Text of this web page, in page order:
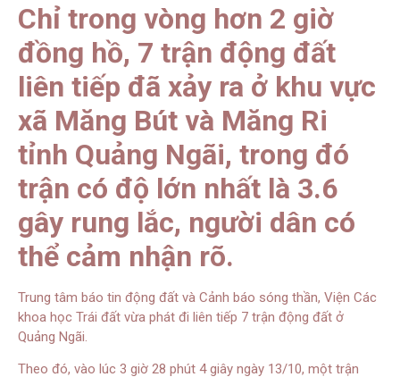
Chỉ trong vòng hơn 2 giờ
đồng hồ, 7 trận động đất
liên tiếp đã xảy ra ở khu vực
xã Măng Bút và Măng Ri
tỉnh Quảng Ngãi, trong đó
trận có độ lớn nhất là 3.6
gây rung lắc, người dân có
thể cảm nhận rõ.
Trung tâm báo tin động đất và Cảnh báo sóng thần, Viện Các
khoa học Trái đất vừa phát đi liên tiếp 7 trận động đất ở
Quảng Ngãi.
Theo đó, vào lúc 3 giờ 28 phút 4 giây ngày 13/10, một trận